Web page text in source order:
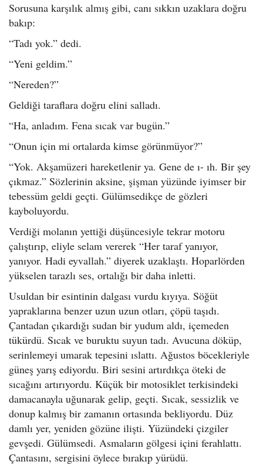
Sorusuna karşılık almış gibi, canı sıkkın uzaklara doğru
bakıp:
“Tadı yok.” dedi.
“Yeni geldim.”
“Nereden?”
Geldiği taraflara doğru elini salladı.
“Ha, anladım. Fena sıcak var bugün.”
“Onun için mi ortalarda kimse görünmüyor?”
“Yok. Akşamüzeri hareketlenir ya. Gene de ı- ıh. Bir şey
çıkmaz.” Sözlerinin aksine, şişman yüzünde iyimser bir
tebessüm geldi geçti. Gülümsedikçe de gözleri
kayboluyordu.
Verdiği molanın yettiği düşüncesiyle tekrar motoru
çalıştırıp, eliyle selam vererek “Her taraf yanıyor,
yanıyor. Hadi eyvallah.” diyerek uzaklaştı. Hoparlörden
yükselen tarazlı ses, ortalığı bir daha inletti.
Usuldan bir esintinin dalgası vurdu kıyıya. Söğüt
yapraklarına benzer uzun uzun otları, çöpü taşıdı.
Çantadan çıkardığı sudan bir yudum aldı, içemeden
tükürdü. Sıcak ve buruktu suyun tadı. Avucuna döküp,
serinlemeyi umarak tepesini ıslattı. Ağustos böcekleriyle
güneş yarış ediyordu. Biri sesini artırdıkça öteki de
sıcağını artırıyordu. Küçük bir motosiklet terkisindeki
damacanayla uğunarak gelip, geçti. Sıcak, sessizlik ve
donup kalmış bir zamanın ortasında bekliyordu. Düz
damlı yer, yeniden gözüne ilişti. Yüzündeki çizgiler
gevşedi. Gülümsedi. Asmaların gölgesi içini ferahlattı.
Çantasını, sergisini öylece bırakıp yürüdü.